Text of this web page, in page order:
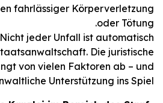
fahrlässiger Körperverletzung
oder Tötung.
jeder Unfall ist automatisch
Die juristische
von vielen Faktoren ab – und
Unterstützung ins Spiel.